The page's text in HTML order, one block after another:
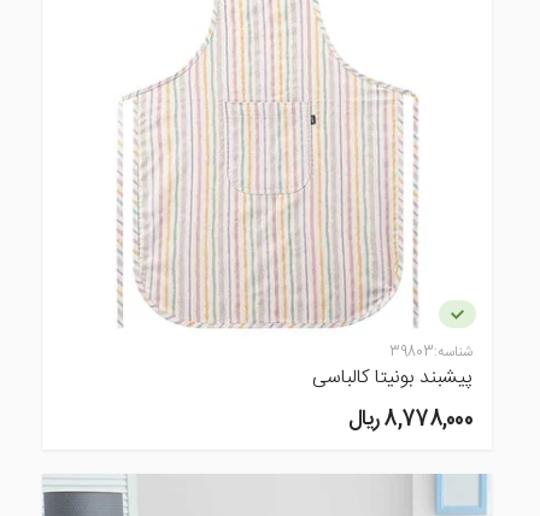
شناسه:39803
پیشبند بونیتا کالباسی
8,778,000 ريال